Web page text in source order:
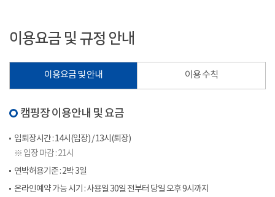
이용요금 및 규정 안내
이용요금 및 안내 이용 수칙
캠핑장 이용안내 및 요금
입퇴장시간 : 14시(입장) / 13시(퇴장)
※ 입장 마감 : 21시
연박허용기준 : 2박 3일
온라인예약 가능 시기 : 사용일 30일 전부터 당일 오후 9시까지